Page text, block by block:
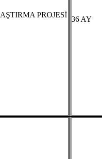
PROJESİ
36 AY